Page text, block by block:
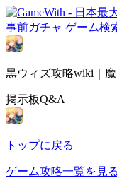
事前ガチャ ゲーム検
黒ウィズ攻略wiki｜
掲示板Q&A
トップに戻る
ゲーム攻略一覧を見る